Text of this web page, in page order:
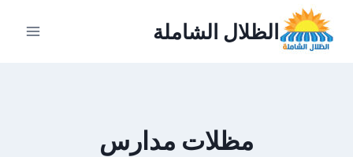
التجاوز
المحتوى
الظلال الشاملة
مظلات مدارس